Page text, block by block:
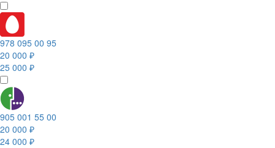
978 095 00 95
20 000 ₽
25 000 ₽
905 001 55 00
20 000 ₽
24 000 ₽